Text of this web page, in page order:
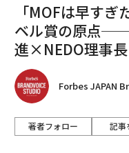
「MOFは早す
ベル賞の原点──
進×NEDO理事長
Forbes JAPAN
著者フォロー 記事